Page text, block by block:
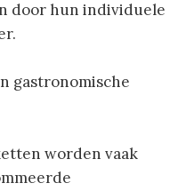
door hun individuele
gastronomische
worden vaak